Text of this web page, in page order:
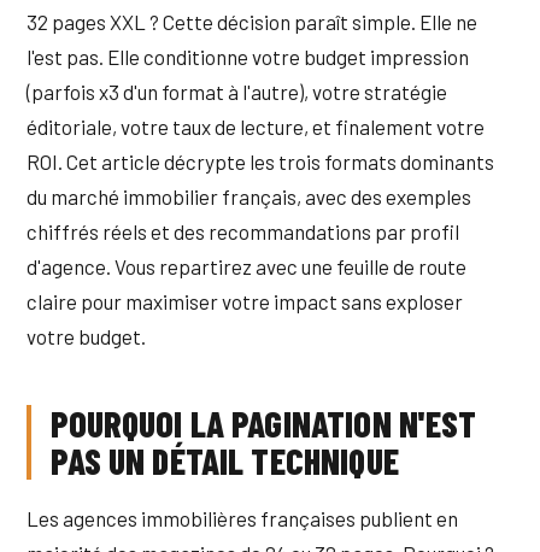
32 pages XXL ? Cette décision paraît simple. Elle ne
l'est pas. Elle conditionne votre budget impression
(parfois x3 d'un format à l'autre), votre stratégie
éditoriale, votre taux de lecture, et finalement votre
ROI. Cet article décrypte les trois formats dominants
du marché immobilier français, avec des exemples
chiffrés réels et des recommandations par profil
d'agence. Vous repartirez avec une feuille de route
claire pour maximiser votre impact sans exploser
votre budget.
POURQUOI LA PAGINATION N'EST
PAS UN DÉTAIL TECHNIQUE
Les agences immobilières françaises publient en